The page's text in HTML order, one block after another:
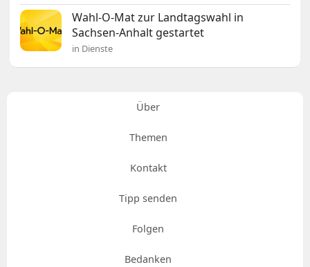
Wahl-O-Mat zur Landtagswahl in
Sachsen-Anhalt gestartet
in Dienste
Über
Themen
Kontakt
Tipp senden
Folgen
Bedanken